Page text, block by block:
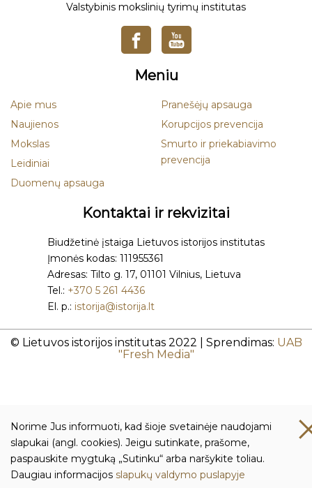
Valstybinis mokslinių tyrimų institutas
Meniu
Apie mus
Naujienos
Mokslas
Leidiniai
Duomenų apsauga
Pranešėjų apsauga
Korupcijos prevencija
Smurto ir priekabiavimo
prevencija
Kontaktai ir rekvizitai
Biudžetinė įstaiga Lietuvos istorijos institutas
Įmonės kodas: 111955361
Adresas: Tilto g. 17, 01101 Vilnius, Lietuva
Tel.: +370 5 261 4436
El. p.: istorija@istorija.lt
© Lietuvos istorijos institutas 2022 | Sprendimas: UAB
"Fresh Media"
Norime Jus informuoti, kad šioje svetainėje naudojami
slapukai (angl. cookies). Jeigu sutinkate, prašome,
paspauskite mygtuką „Sutinku“ arba naršykite toliau.
Daugiau informacijos slapukų valdymo puslapyje